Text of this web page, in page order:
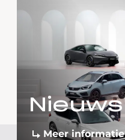
Nieuws
Meer informatie